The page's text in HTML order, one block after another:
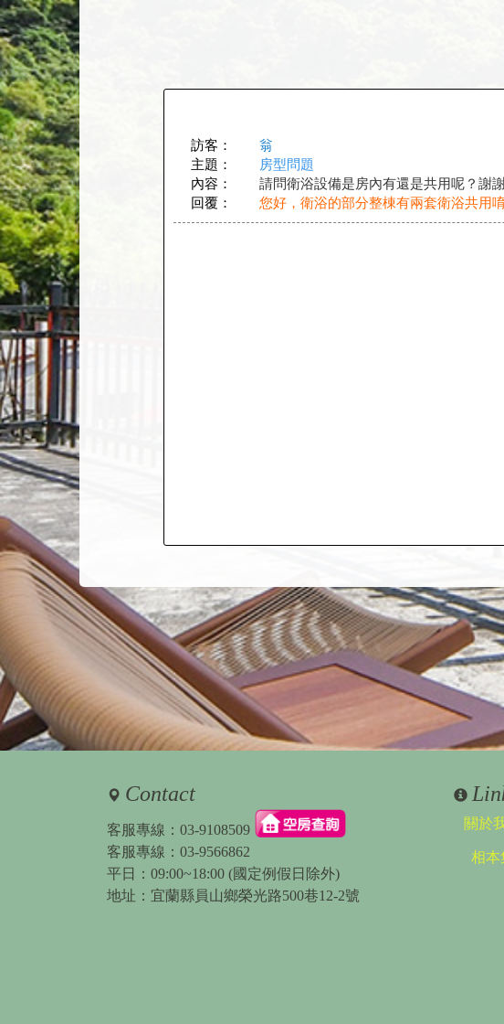
訪客：
翁
主題：
房型問題
內容：
請問衛浴設備是房內有還是共用呢？謝
回覆：
您好，衛浴的部分整棟有兩套衛浴共用
Contact
客服專線： 03-9108509
客服專線： 03-9566862
平日：09:00~18:00 (國定例假日除外)
地址：宜蘭縣員山鄉榮光路500巷12-2號
關於
相本